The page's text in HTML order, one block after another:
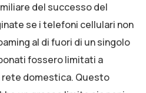
del successo del
se i telefoni cellulari non
al di fuori di un singolo
fossero limitati a
domestica. Questo